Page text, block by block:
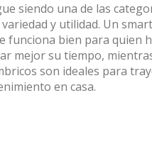
siendo una de las
y utilidad. Un
funciona bien para quien
mejor su tiempo,
son ideales para
en casa.